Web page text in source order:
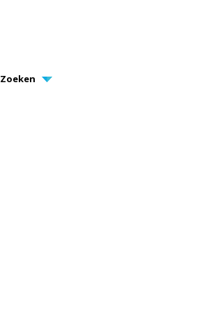
Zoeken